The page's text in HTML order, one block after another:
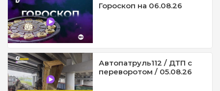
Гороскоп на 06.08.26
Автопатруль112 / ДТП с
переворотом / 05.08.26